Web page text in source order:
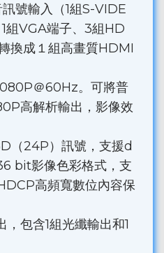
號輸入（1組S-VIDE
組VGA端子、3組HD
換成１組高畫質HDMI
＠60Hz。可將普
高解析輸出，影像效
（24P）訊號，支援d
bit影像色彩格式，支
高頻寬數位內容保
包含1組光纖輸出和1